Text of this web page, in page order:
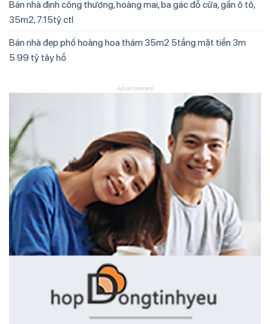
Bán nhà định công thượng, hoàng mai, ba gác đỗ cửa, gần ô tô,
35m2, 7.15tỷ ctl
Bán nhà đẹp phố hoàng hoa thám 35m2 5tầng mặt tiền 3m
5.99 tỷ tây hồ
Advertisement